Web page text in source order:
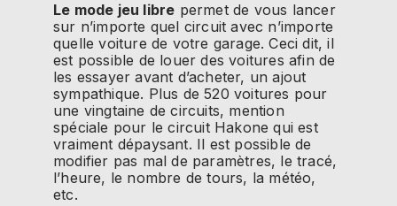
Le mode jeu libre permet de vous lancer
sur n’importe quel circuit avec n’importe
quelle voiture de votre garage. Ceci dit, il
est possible de louer des voitures afin de
les essayer avant d’acheter, un ajout
sympathique. Plus de 520 voitures pour
une vingtaine de circuits, mention
spéciale pour le circuit Hakone qui est
vraiment dépaysant. Il est possible de
modifier pas mal de paramètres, le tracé,
l’heure, le nombre de tours, la météo,
etc.